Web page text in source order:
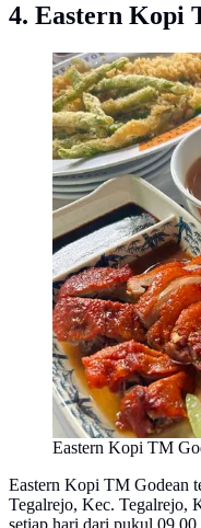
4. Eastern Kopi
Eastern Kopi TM
Eastern Kopi TM Godean
Tegalrejo, Kec. Tegalrejo,
setiap hari dari pukul